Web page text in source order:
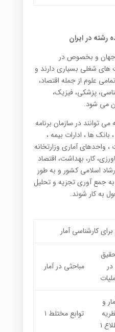
در ایران
جهان و بخصوص در
شغلی بسیاری دارند و
علوم از جمله اقتصاد،
پزشکی، فیزیک،
می شود.
توانند در سازمان برنامه
بانک ها ، ادارات بیمه ،
واحدهای آماری وزارتخانه
کار، بهداشت، اقتصاد
اسلامی کشور و به طور
جمع آوری تجزیه و تحلیل
به کار شوند.
کارشناسی آمار
در
مباحثی در آمار
و
۱
توابع مختلط ۱